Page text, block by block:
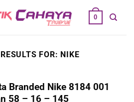
0
FOR: NIKE
Branded Nike 8184 001
58 – 16 – 145